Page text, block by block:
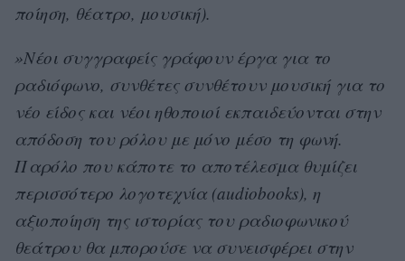
ποίηση, θέατρο, μουσική).
»Νέοι συγγραφείς γράφουν έργα για το
ραδιόφωνο, συνθέτες συνθέτουν μουσική για το
νέο είδος και νέοι ηθοποιοί εκπαιδεύονται στην
απόδοση του ρόλου με μόνο μέσο τη φωνή.
Παρόλο που κάποτε το αποτέλεσμα θυμίζει
περισσότερο λογοτεχνία (audiobooks), η
αξιοποίηση της ιστορίας του ραδιοφωνικού
θεάτρου θα μπορούσε να συνεισφέρει στην